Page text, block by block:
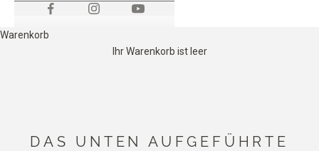
Warenkorb
Ihr Warenkorb ist leer
DAS UNTEN AUFGEFÜHRTE